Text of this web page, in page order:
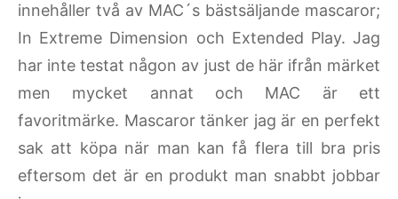
innehåller två av MAC´s bästsäljande mascaror;
In Extreme Dimension och Extended Play. Jag
har inte testat någon av just de här ifrån märket
men mycket annat och MAC är ett
favoritmärke. Mascaror tänker jag är en perfekt
sak att köpa när man kan få flera till bra pris
eftersom det är en produkt man snabbt jobbar